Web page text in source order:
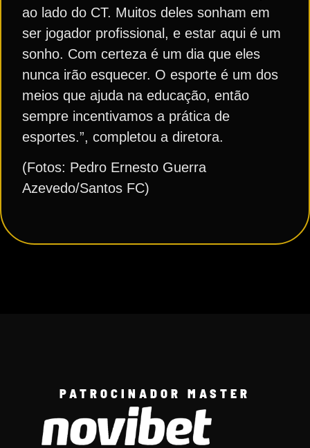
ao lado do CT. Muitos deles sonham em
ser jogador profissional, e estar aqui é um
sonho. Com certeza é um dia que eles
nunca irão esquecer. O esporte é um dos
meios que ajuda na educação, então
sempre incentivamos a prática de
esportes.”, completou a diretora.
(Fotos: Pedro Ernesto Guerra
Azevedo/Santos FC)
PATROCINADOR MASTER